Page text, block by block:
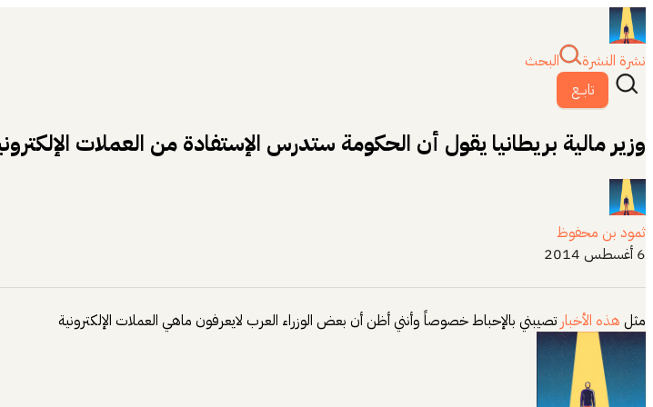
نشرة النشرة
البحث
تابــع
وزير مالية بريطانيا يقول أن الحكومة ستدرس الإستفادة من العملات
ثمود بن محفوظ
6 أغسطس 2014
مثل هذه الأخبار تصيبني بالإحباط خصوصاً وأنني أظن أن بعض الوزراء العرب لايعرفون ماهي العملات الإلكترونية